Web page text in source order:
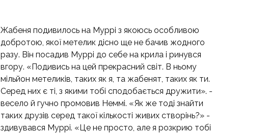
Жабеня подивилось на Муррі з якоюсь особливою
добротою, якої метелик дісно ще не бачив жодного
разу. Він посадив Муррі до себе на крила і ринувся
вгору. «Подивись на цей прекрасний світ. В ньому
мільйон метеликів, таких як я, та жабенят, таких як ти.
Серед них є ті, з якими тобі сподобається дружити». -
весело й гучно промовив Неммі. «Як же тоді знайти
таких друзів серед такої кількості живих створінь?» -
здивувався Муррі. «Це не просто, але я розкрию тобі